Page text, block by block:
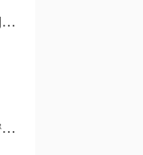
临时插进来的紧急任务，哪款备忘录支持快速置顶到清单首位？
日记和账号密码需要安全存放，哪款备忘录支持加密保护？